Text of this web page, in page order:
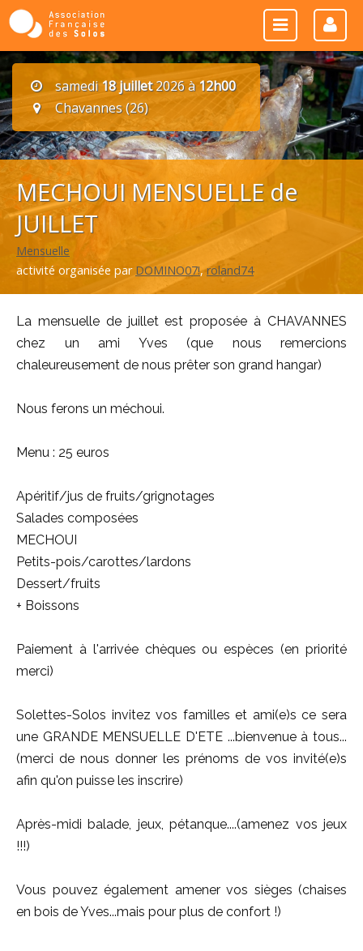
samedi18 juillet2026 à 12h00
Chavannes (26)
MECHOUI MENSUELLE de
JUILLET
Mensuelle
activité organisée par DOMINO07!,roland74
La mensuelle de juillet est proposée à CHAVANNES
chez un ami Yves (que nous remercions
chaleureusement de nous prêter son grand hangar)
Nous ferons un méchoui.
Menu : 25 euros
Apéritif/jus de fruits/grignotages
Salades composées
MECHOUI
Petits-pois/carottes/lardons
Dessert/fruits
+ Boissons
Paiement à l'arrivée chèques ou espèces (en priorité
merci)
Solettes-Solos invitez vos familles et ami(e)s ce sera
une GRANDE MENSUELLE D'ETE ...bienvenue à tous...
(merci de nous donner les prénoms de vos invité(e)s
afin qu'on puisse les inscrire)
Après-midi balade, jeux, pétanque....(amenez vos jeux
!!!)
Vous pouvez également amener vos sièges (chaises
en bois de Yves...mais pour plus de confort !)